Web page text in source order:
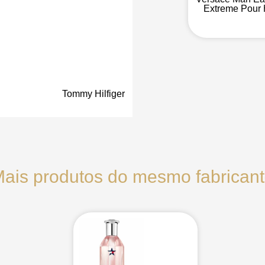
Extreme Pour
Tommy Hilfiger
produtos do mesmo